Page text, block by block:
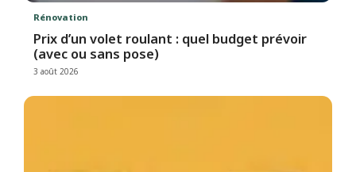
Rénovation
Prix d’un volet roulant : quel budget prévoir
(avec ou sans pose)
3 août 2026